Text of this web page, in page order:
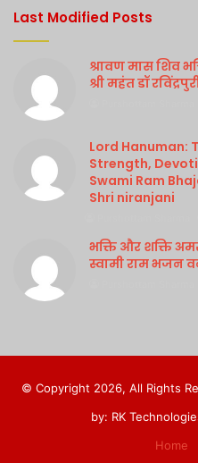
Last Modified Posts
श्रावण मास शिव
श्री महंत डॉ
Lord Hanuman:
Strength,
Swami Ram
Shri niranjani
भक्ति और शक्ति
स्वामी राम भजन
© Copyright 2026, All Rights
by: RK
Home